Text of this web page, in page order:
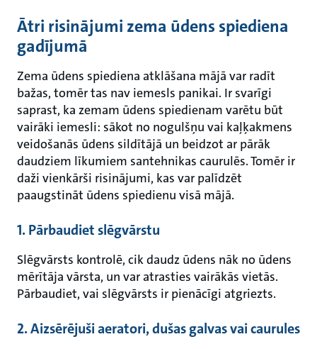
Ātri risinājumi zema ūdens spiediena
gadījumā
Zema ūdens spiediena atklāšana mājā var radīt
bažas, tomēr tas nav iemesls panikai. Ir svarīgi
saprast, ka zemam ūdens spiedienam varētu būt
vairāki iemesli: sākot no nogulšņu vai kaļķakmens
veidošanās ūdens sildītājā un beidzot ar pārāk
daudziem līkumiem santehnikas caurulēs. Tomēr ir
daži vienkārši risinājumi, kas var palīdzēt
paaugstināt ūdens spiedienu visā mājā.
1. Pārbaudiet slēgvārstu
Slēgvārsts kontrolē, cik daudz ūdens nāk no ūdens
mērītāja vārsta, un var atrasties vairākās vietās.
Pārbaudiet, vai slēgvārsts ir pienācīgi atgriezts.
2. Aizsērējuši aeratori, dušas galvas vai caurules